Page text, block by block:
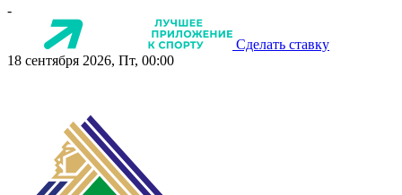
-
Сделать ставку
18 сентября 2026, Пт, 00:00